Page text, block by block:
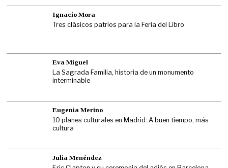
Ignacio Mora
Tres clásicos patrios para la Feria del Libro
Eva Miguel
La Sagrada Familia, historia de un monumento
interminable
Eugenia Merino
10 planes culturales en Madrid: A buen tiempo, más
cultura
Julia Menéndez